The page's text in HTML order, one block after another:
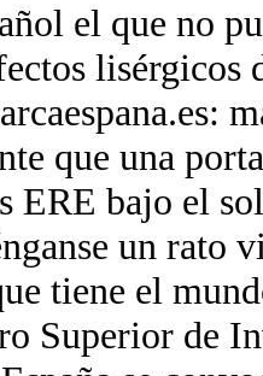
el que no
lisérgicos
que una
ERE bajo el
un rato
tiene el
Superior de